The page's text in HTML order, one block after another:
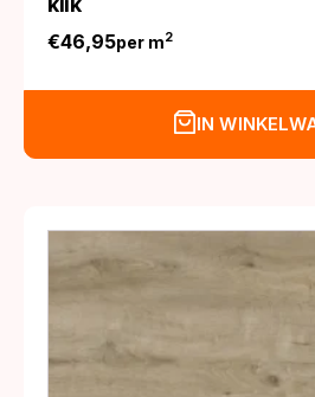
€46,95per m2
IN